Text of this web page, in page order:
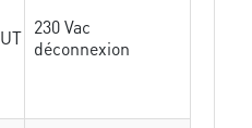
UT 230 Vac
déconnexion